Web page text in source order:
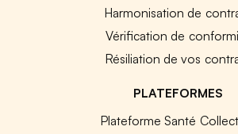
Harmonisation de
Vérification de
Résiliation de vos
PLATEFORMES
Plateforme Santé